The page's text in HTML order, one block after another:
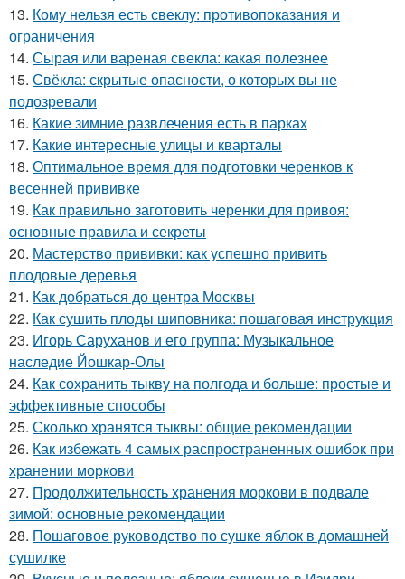
13. Кому нельзя есть свеклу: противопоказания и
ограничения
14. Сырая или вареная свекла: какая полезнее
15. Свёкла: скрытые опасности, о которых вы не
подозревали
16. Какие зимние развлечения есть в парках
17. Какие интересные улицы и кварталы
18. Оптимальное время для подготовки черенков к
весенней прививке
19. Как правильно заготовить черенки для привоя:
основные правила и секреты
20. Мастерство прививки: как успешно привить
плодовые деревья
21. Как добраться до центра Москвы
22. Как сушить плоды шиповника: пошаговая инструкция
23. Игорь Саруханов и его группа: Музыкальное
наследие Йошкар-Олы
24. Как сохранить тыкву на полгода и больше: простые и
эффективные способы
25. Сколько хранятся тыквы: общие рекомендации
26. Как избежать 4 самых распространенных ошибок при
хранении моркови
27. Продолжительность хранения моркови в подвале
зимой: основные рекомендации
28. Пошаговое руководство по сушке яблок в домашней
сушилке